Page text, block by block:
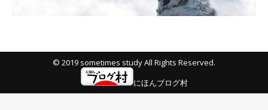
© 2019 sometimes study All Rights Reserved.
にほんブログ村